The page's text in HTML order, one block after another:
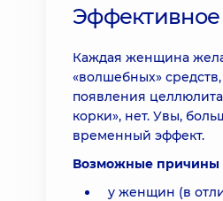
Эффективное
Каждая женщина
«волшебных»
появления
корки», нет. Увы,
временный эффект.
Возможные причины
у женщин (в